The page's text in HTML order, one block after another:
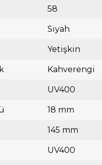
58
Siyah
Yetişkin
Kahverengi
UV400
18 mm
145 mm
UV400